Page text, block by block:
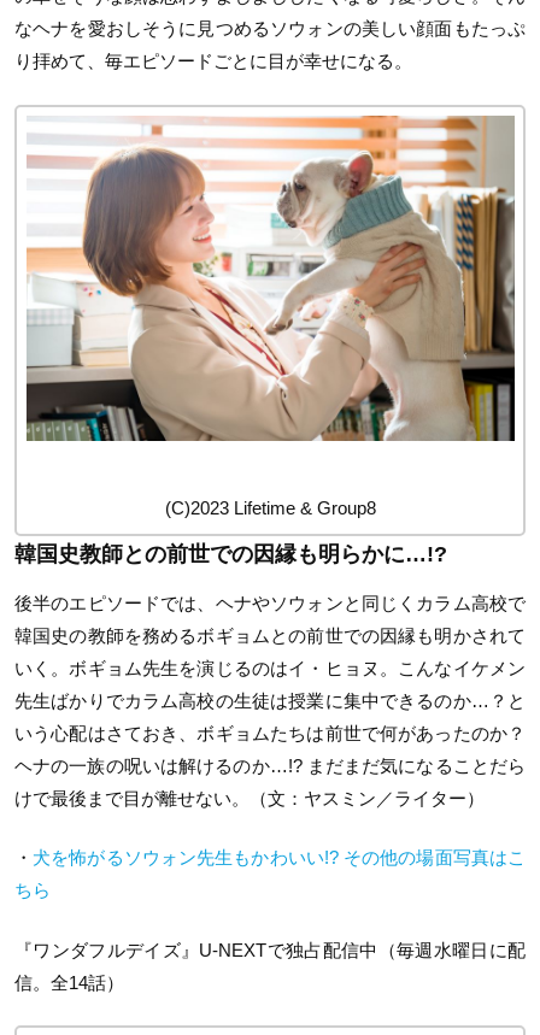
なヘナを愛おしそうに見つめるソウォンの美しい顔面もたっぷ
り拝めて、毎エピソードごとに目が幸せになる。
(C)2023 Lifetime & Group8
韓国史教師との前世での因縁も明らかに…!?
後半のエピソードでは、ヘナやソウォンと同じくカラム高校で
韓国史の教師を務めるボギョムとの前世での因縁も明かされて
いく。ボギョム先生を演じるのはイ・ヒョヌ。こんなイケメン
先生ばかりでカラム高校の生徒は授業に集中できるのか…？と
いう心配はさておき、ボギョムたちは前世で何があったのか？
ヘナの一族の呪いは解けるのか…!? まだまだ気になることだら
けで最後まで目が離せない。（文：ヤスミン／ライター）
・ 犬を怖がるソウォン先生もかわいい!? その他の場面写真はこ
ちら
『ワンダフルデイズ』U-NEXTで独占配信中（毎週水曜日に配
信。全14話）